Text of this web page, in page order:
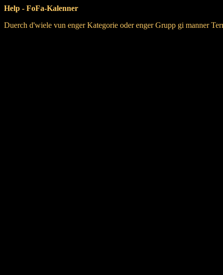
Help - FoFa-Kalenner
Duerch d'wiele vun enger Kategorie oder enger Grupp gi manner